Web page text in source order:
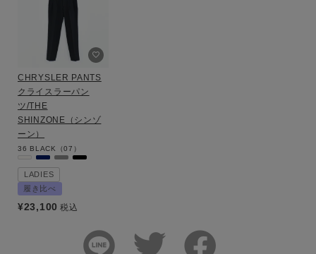
CHRYSLER PANTS
クライスラーパン
ツ/THE
SHINZONE（シンゾ
ーン）
36 BLACK（07）
LADIES
履き比べ
¥23,100 税込